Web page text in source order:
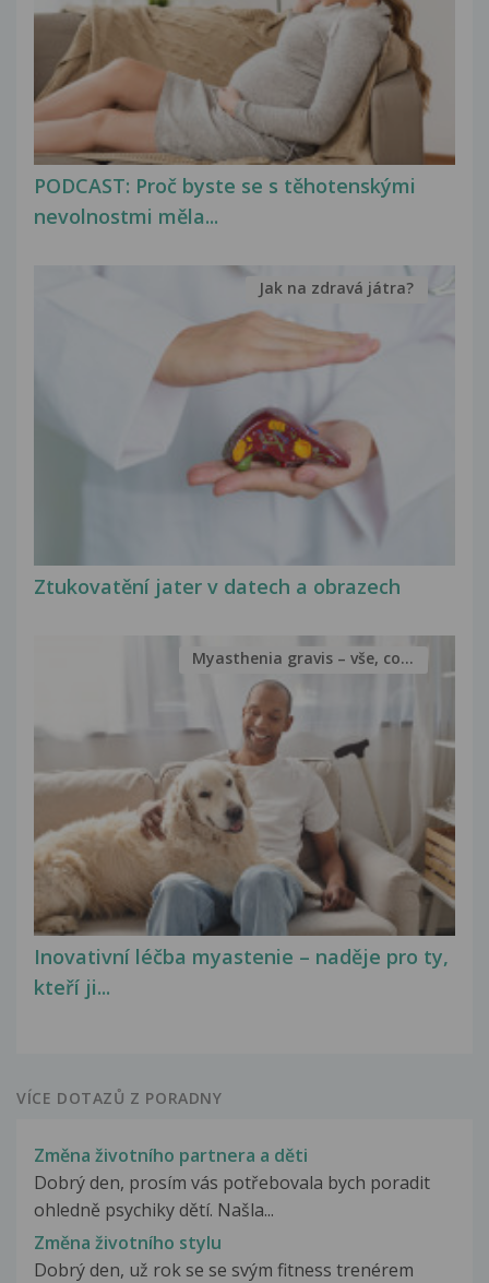
PODCAST: Proč byste se s těhotenskými
nevolnostmi měla...
Ztukovatění jater v datech a obrazech
Jak na zdravá játra?
Inovativní léčba myastenie – naděje pro ty,
kteří ji...
Myasthenia gravis – vše, co...
VÍCE DOTAZŮ Z PORADNY
Změna životního partnera a děti
Dobrý den, prosím vás potřebovala bych poradit
ohledně psychiky dětí. Našla...
Změna životního stylu
Dobrý den, už rok se se svým fitness trenérem